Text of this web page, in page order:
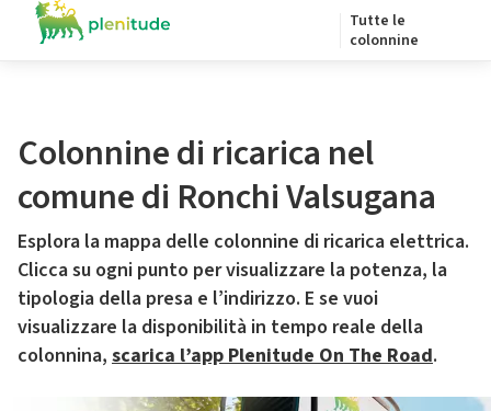
Tutte le
colonnine
Colonnine di ricarica nel
comune di Ronchi Valsugana
Esplora la mappa delle colonnine di ricarica elettrica.
Clicca su ogni punto per visualizzare la potenza, la
tipologia della presa e l’indirizzo. E se vuoi
visualizzare la disponibilità in tempo reale della
colonnina, scarica l’app Plenitude On The Road.